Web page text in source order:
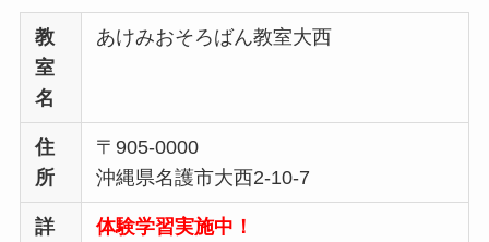
教
室
名
あけみおそろばん教室大西
住
所
〒905-0000
沖縄県名護市大西2-10-7
詳
体験学習実施中！